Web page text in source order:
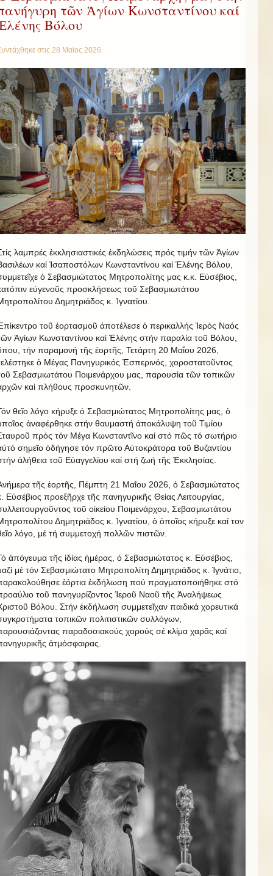
τῶν Ἁγίων Κωνσταντίνου καί
Βόλου
στις 28 Μαϊος 2026
λαμπρές ἐκκλησιαστικές ἐκδηλώσεις πρός τιμήν τῶν Ἁγίων
καί Ἰσαποστόλων Κωνσταντίνου καί Ἑλένης Βόλου,
ὁ Σεβασμιώτατος Μητροπολίτης μας κ.κ. Εὐσέβιος,
εὐγενοῦς προσκλήσεως τοῦ Σεβασμιωτάτου
Δημητριάδος κ. Ἰγνατίου.
τοῦ ἐορτασμοῦ ἀποτέλεσε ὁ περικαλλής Ἱερός Ναός
Ἁγίων Κωνσταντίνου καί Ἑλένης στήν παραλία τοῦ Βόλου,
τήν παραμονή τῆς ἑορτῆς, Τετάρτη 20 Μαΐου 2026,
ὁ Μέγας Πανηγυρικός Ἑσπερινός, χοροστατοῦντος
Σεβασμιωτάτου Ποιμενάρχου μας, παρουσία τῶν τοπικῶν
καί πλήθους προσκυνητῶν.
θεῖο λόγο κήρυξε ὁ Σεβασμιώτατος Μητροπολίτης μας, ὁ
ἀναφέρθηκε στήν θαυμαστή ἀποκάλυψη τοῦ Τιμίου
πρός τόν Μέγα Κωνσταντῖνο καί στό πῶς τό σωτήριο
σημεῖο ὁδήγησε τόν πρῶτο Αὐτοκράτορα τοῦ Βυζαντίου
ἀλήθεια τοῦ Εὐαγγελίου καί στή ζωή τῆς Ἐκκλησίας.
τῆς ἑορτῆς, Πέμπτη 21 Μαΐου 2026, ὁ Σεβασμιώτατος
Εὐσέβιος προεξῆρχε τῆς πανηγυρικῆς Θείας Λειτουργίας,
τοῦ οἰκείου Ποιμενάρχου, Σεβασμιωτάτου
Δημητριάδος κ. Ἰγνατίου, ὁ ὁποῖος κήρυξε καί τον
λόγο, μέ τή συμμετοχή πολλῶν πιστῶν.
ἀπόγευμα τῆς ἰδίας ἡμέρας, ὁ Σεβασμιώτατος κ. Εὐσέβιος,
μέ τόν Σεβασμιώτατο Μητροπολίτη Δημητριάδος κ. Ἰγνάτιο,
ἐόρτια ἐκδήλωση πού πραγματοποιήθηκε στό
τοῦ πανηγυρίζοντος Ἱεροῦ Ναοῦ τῆς Ἀναλήψεως
Βόλου. Στήν ἐκδήλωση συμμετεῖχαν παιδικά χορευτικά
τοπικῶν πολιτιστικῶν συλλόγων,
παραδοσιακούς χορούς σέ κλίμα χαρᾶς καί
ἀτμόσφαιρας.